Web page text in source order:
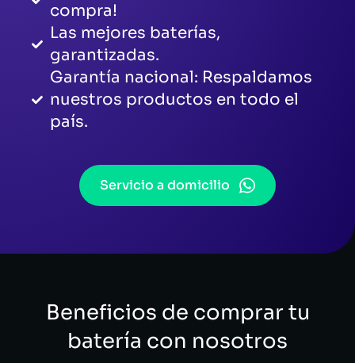
compra!
Las mejores baterías,
garantizadas.
Garantía nacional: Respaldamos
nuestros productos en todo el
país.
Servicio a domicilio
Beneficios de comprar tu
batería con nosotros